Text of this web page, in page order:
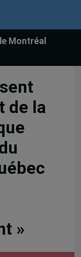
Montréal
de la
»